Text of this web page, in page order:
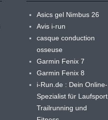
Asics gel Nimbus 26
Avis i-run
casque conduction
osseuse
Garmin Fenix 7
Garmin Fenix 8
i-Run.de : Dein Online-
Spezialist für Laufsport,
Trailrunning und